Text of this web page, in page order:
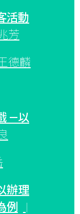
活動
芳
德麟
—以
辦理
例
|